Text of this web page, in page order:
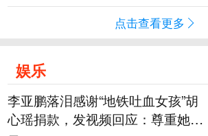
点击查看更多
娱乐
李亚鹏落泪感谢“地铁吐血女孩”胡
心瑶捐款，发视频回应：尊重她的